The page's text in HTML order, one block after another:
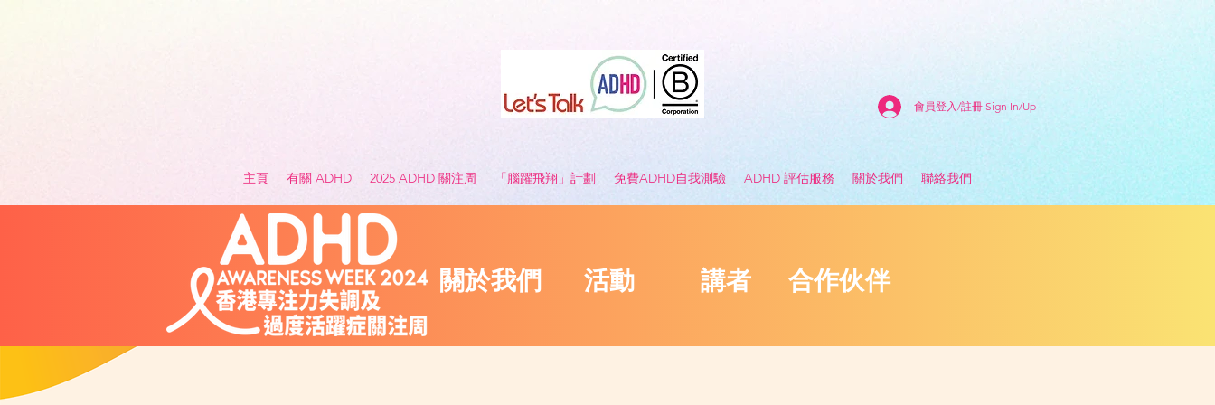
會員登入/註冊 Sign In/Up
主頁 有關 ADHD 2025 ADHD 關注周 「腦躍飛翔」計劃 免費ADHD自我測驗 ADHD 評估服務 關於我們 聯絡我們
關於我們 活動 講者 合作伙伴